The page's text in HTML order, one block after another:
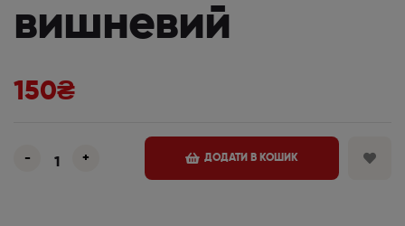
вишневий
150₴
- + ДОДАТИ В КОШИК